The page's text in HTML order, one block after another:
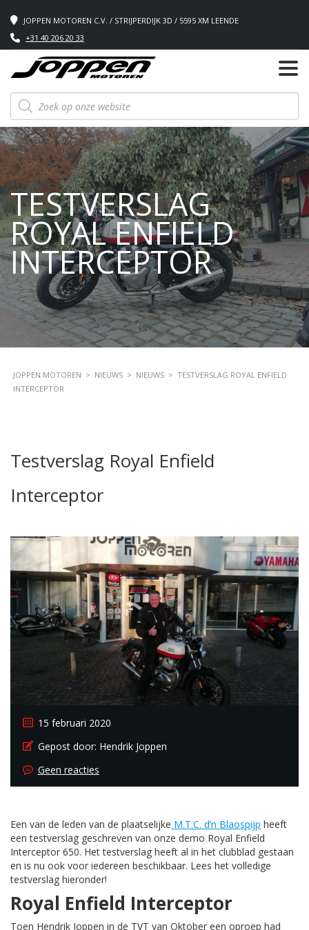
JOPPEN MOTOREN C.V. / STRIJPERDIJK 3D / 5595 XM LEENDE
+31 40 206 20 33
Producten
zoeken
TESTVERSLAG
ROYAL ENFIELD
INTERCEPTOR
JOPPEN MOTOREN > NIEUWS > NIEUWS > TESTVERSLAG ROYAL ENFIELD
INTERCEPTOR
Testverslag Royal Enfield
Interceptor
15 februari 2020
Gepost door: Hendrik Joppen
Geen reacties
Een van de leden van de plaatselijke M.T.C. d’n Blaospijp heeft
een testverslag geschreven van onze demo Royal Enfield
Interceptor 650. Het testverslag heeft al in het clubblad gestaan
en is nu ook voor iedereen beschikbaar. Lees het volledige
testverslag hieronder!
Royal Enfield Interceptor
Toen Hendrik Joppen in de TVT van Oktober een oproep had